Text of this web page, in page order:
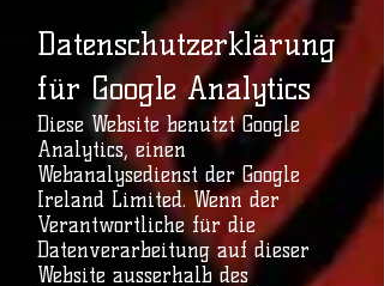
Datenschutzerklärung
für Google Analytics
Diese Website benutzt Google
Analytics, einen
Webanalysedienst der Google
Ireland Limited. Wenn der
Verantwortliche für die
Datenverarbeitung auf dieser
Website ausserhalb des